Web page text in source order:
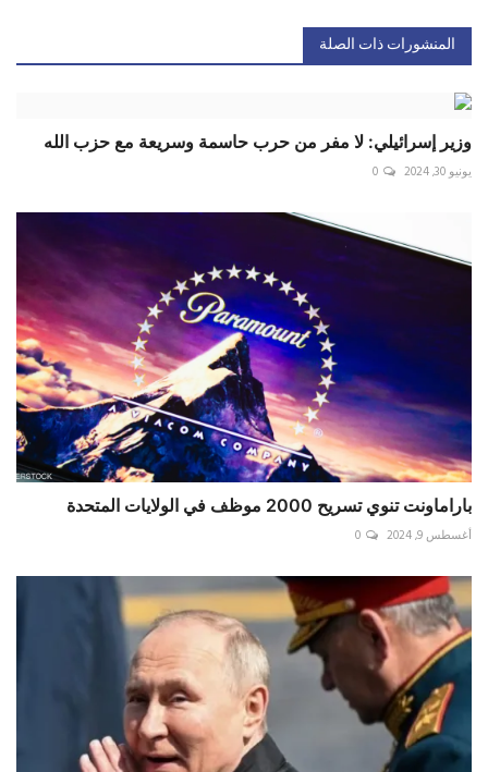
المنشورات ذات الصلة
وزير إسرائيلي: لا مفر من حرب حاسمة وسريعة مع حزب الله
يونيو 30, 2024 0
باراماونت تنوي تسريح 2000 موظف في الولايات المتحدة
أغسطس 9, 2024 0